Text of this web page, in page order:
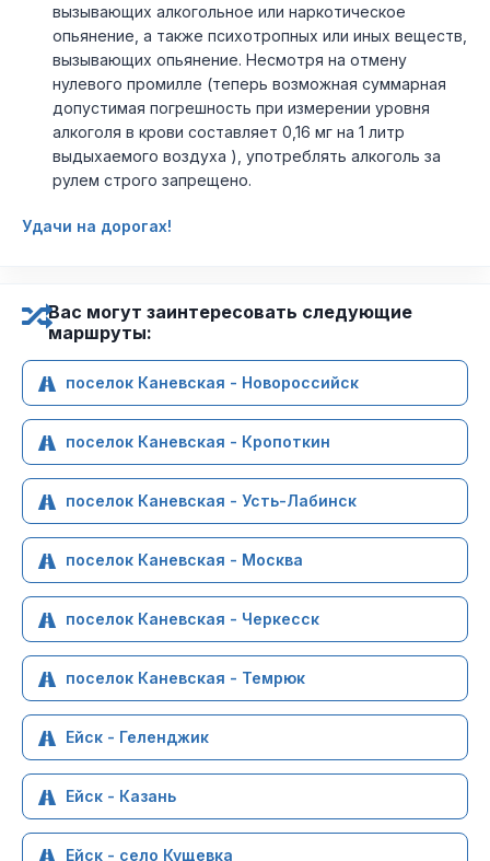
вызывающих алкогольное или наркотическое
опьянение, а также психотропных или иных веществ,
вызывающих опьянение. Несмотря на отмену
нулевого промилле (теперь возможная суммарная
допустимая погрешность при измерении уровня
алкоголя в крови составляет 0,16 мг на 1 литр
выдыхаемого воздуха ), употреблять алкоголь за
рулем строго запрещено.
Удачи на дорогах!
Вас могут заинтересовать следующие
маршруты:
поселок Каневская - Новороссийск
поселок Каневская - Кропоткин
поселок Каневская - Усть-Лабинск
поселок Каневская - Москва
поселок Каневская - Черкесск
поселок Каневская - Темрюк
Ейск - Геленджик
Ейск - Казань
Ейск - село Кущевка